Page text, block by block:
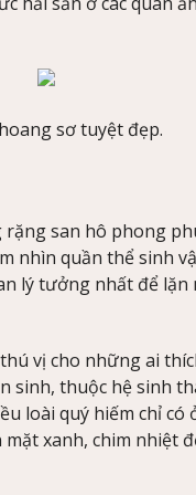
sơ tuyệt đẹp.
san hô phong
nhìn quần thể sinh
lý tưởng nhất để lặn
vị cho những ai
sinh, thuộc hệ sinh
loài quý hiếm chỉ có
xanh, chim nhiệt